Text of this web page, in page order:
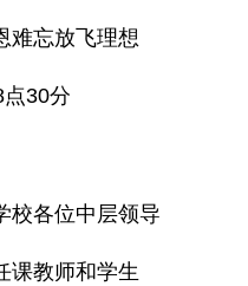
难忘放飞理想
30分
校各位中层领导
课教师和学生